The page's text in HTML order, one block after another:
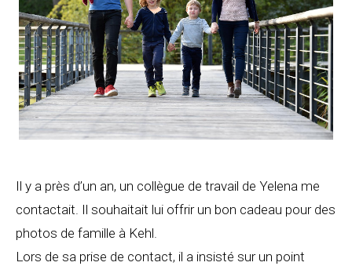
Il y a près d’un an, un collègue de travail de Yelena me
contactait. Il souhaitait lui offrir un bon cadeau pour des
photos de famille à Kehl.
Lors de sa prise de contact, il a insisté sur un point